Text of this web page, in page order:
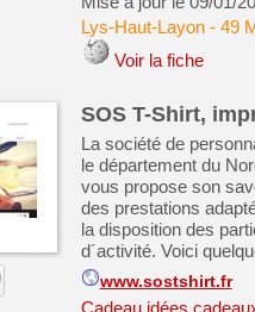
Lys-Haut-Layon- 49
Voir la fiche
SOS T-Shirt,
La société de
le département du
vous propose son
des prestations
la disposition des
d´activité. Voici
www.sostshirt.fr
Cadeau idées